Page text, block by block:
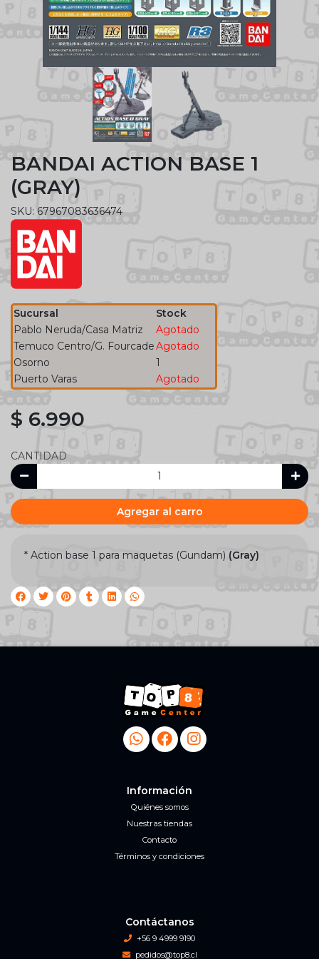
BANDAI ACTION BASE 1
(GRAY)
SKU: 67967083636474
Sucursal
Stock
Pablo Neruda/Casa Matriz
Agotado
Temuco Centro/G. FourcadeAgotado
Osorno
1
Puerto Varas
Agotado
$ 6.990
CANTIDAD
Agregar al carro
* Action base 1 para maquetas (Gundam) (Gray)
Información
Quiénes somos
Nuestras tiendas
Contacto
Términos y condiciones
Contáctanos
+56 9 4999 9190
pedidos@top8.cl